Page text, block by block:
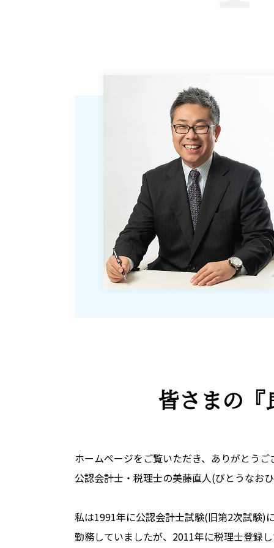
皆さまの
ホームページをご覧いただき、ありがとうご
公認会計士・税理士の美藤直人(びとうなお
私は1991年に公認会計士試験(旧第2次試験)
勤務していましたが、2011年に税理士登録